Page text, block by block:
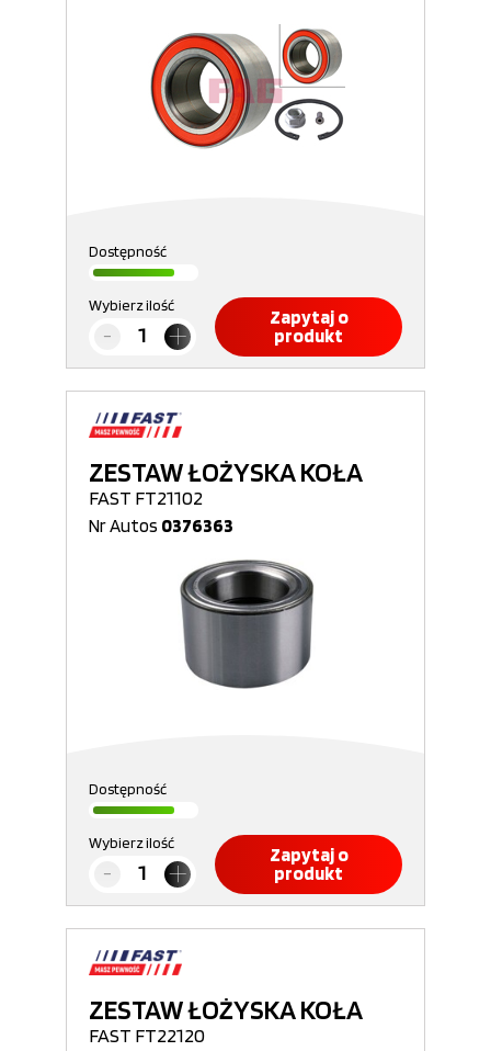
Dostępność
Wybierz ilość
Zapytaj o
produkt
ZESTAW ŁOŻYSKA KOŁA
FAST FT21102
Nr Autos 0376363
Dostępność
Wybierz ilość
Zapytaj o
produkt
ZESTAW ŁOŻYSKA KOŁA
FAST FT22120